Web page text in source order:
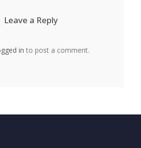
Leave a Reply
in to post a comment.